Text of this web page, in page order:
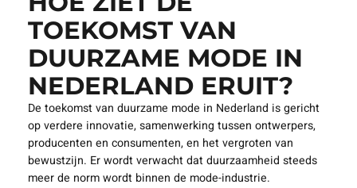
TOEKOMST VAN
DUURZAME MODE IN
NEDERLAND ERUIT?
De toekomst van duurzame mode in Nederland is gericht
op verdere innovatie, samenwerking tussen ontwerpers,
producenten en consumenten, en het vergroten van
bewustzijn. Er wordt verwacht dat duurzaamheid steeds
meer de norm wordt binnen de mode-industrie.